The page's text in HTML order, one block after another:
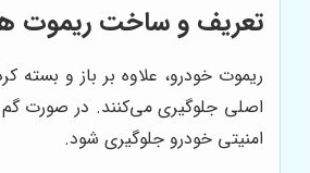
تعریف و ساخت ریموت
ریموت خودرو، علاوه بر باز و
اصلی جلوگیری می‌کنند. در صورت
امنیتی خودرو جلوگیری شود.